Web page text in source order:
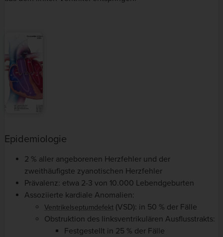
Epidemiologie
2 % aller angeborenen Herzfehler und der
zweithäufigste zyanotischen Herzfehler
Prävalenz: etwa 2-3 von 10.000 Lebendgeburten
Assoziierte kardiale Anomalien:
Ventrikelseptumdefekt (VSD): in 50 % der Fälle
Obstruktion des linksventrikulären Ausflusstrakts:
Festgestellt in 25 % der Fälle